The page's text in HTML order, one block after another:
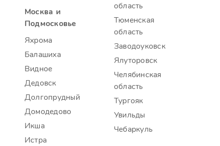
Москва и
Подмосковье
Яхрома
Балашиха
Видное
Дедовск
Долгопрудный
Домодедово
Икша
Истра
область
Тюменская
область
Заводоуковск
Ялуторовск
Челябинская
область
Тургояк
Увильды
Чебаркуль